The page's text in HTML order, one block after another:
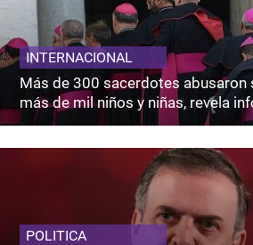
INTERNACIONAL
Más de 300 sacerdotes abusaron
más de mil niños y niñas, revela
POLITICA